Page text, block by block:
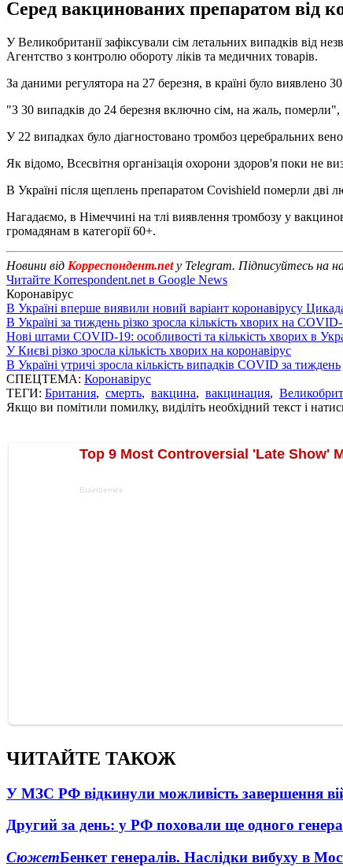
Серед вакцинованих препаратом від
У Великобританії зафіксували сім летальних випадків від
Агентство з контролю обороту ліків та медичних товарів.
За даними регулятора на 27 березня, в країні було виявлено
"З 30 випадків до 24 березня включно сім, на жаль, померли",
У 22 випадках було діагностовано тромбоз церебральних
Як відомо, Всесвітня організація охорони здоров'я поки не
В Україні після щеплень препаратом Covishield померли дві
Нагадаємо, в Німеччині на тлі виявлення тромбозу у
громадянам в категорії 60+.
Новини від Корреспондент.netу Telegram. Підписуйтесь на
Читайте Korrespondent.net в Google News
Коронавірус
В Україні вперше виявили новий варіант коронавірусу
В Україні за тиждень різко зросла кількість хворих на
Нові штами COVID-19: особливості та кількість хворих в
У Києві різко зросла кількість хворих на коронавірус
В Україні утричі зросла кількість випадків COVID за тиждень
СПЕЦТЕМА: Коронавірус
ТЕГИ: Британия, смерть, вакцина, вакцинация,
Якщо ви помітили помилку, виділіть необхідний текст і
ЧИТАЙТЕ ТАКОЖ
У МЗС РФ відкинули можливість завершення
Другий за день: у РФ поховали ще одного
СюжетБенкет генералів. Наслідки вибуху в